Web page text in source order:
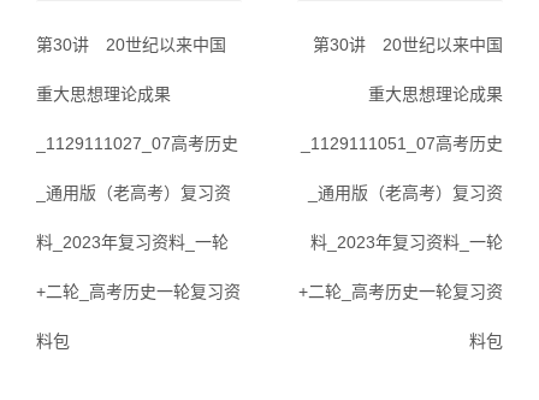
第30讲 20世纪以来中国
重大思想理论成果
_1129111027_07高考历史
_通用版（老高考）复习资
料_2023年复习资料_一轮
+二轮_高考历史一轮复习资
料包
第30讲 20世纪以来中国
重大思想理论成果
_1129111051_07高考历史
_通用版（老高考）复习资
料_2023年复习资料_一轮
+二轮_高考历史一轮复习资
料包